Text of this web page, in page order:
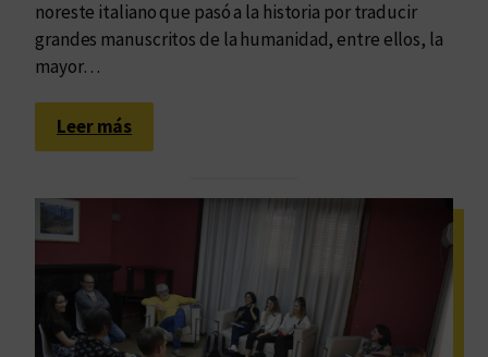
noreste italiano que pasó a la historia por traducir
grandes manuscritos de la humanidad, entre ellos, la
mayor…
Leer más:
L
s